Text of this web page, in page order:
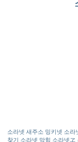
소라넷 새주소 밍키넷 소
찾기 소라넷 막힘 소라넷